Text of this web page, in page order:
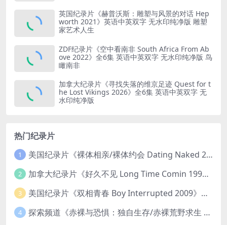
英国纪录片《赫普沃斯：雕塑与风景的对话 Hep
worth 2021》英语中英双字 无水印纯净版 雕塑
家艺术人生
ZDF纪录片《空中看南非 South Africa From Ab
ove 2022》全6集 英语中英双字 无水印纯净版 鸟
瞰南非
加拿大纪录片《寻找失落的维京足迹 Quest for t
he Lost Vikings 2026》全6集 英语中英双字 无
水印纯净版
热门纪录片
1 美国纪录片《裸体相亲/裸体约会 Dating Naked 2014-2016》第1-3季全33集 英语中英双字 无水印纯净版 1080P/MKV/85.6G 裸体相亲真人秀
2 加拿大纪录片《好久不见 Long Time Comin 1993》英语中英双字 官方纯净版 1080P/MKV/1G 女同性艺术家
3 美国纪录片《双相青春 Boy Interrupted 2009》英语中英双字 官方纯净版 1080P/MKV/1.43G 青少年躁郁症
4 探索频道《赤裸与恐惧：独自生存/赤裸荒野求生 Naked and Afraid: Solo 2023》第一季全8集 英语中英双字 官方纯净版 高码1080P/MKV/45.4G